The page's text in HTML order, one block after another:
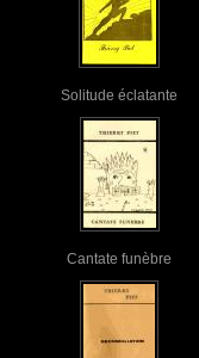
Solitude éclatante
Cantate funèbre